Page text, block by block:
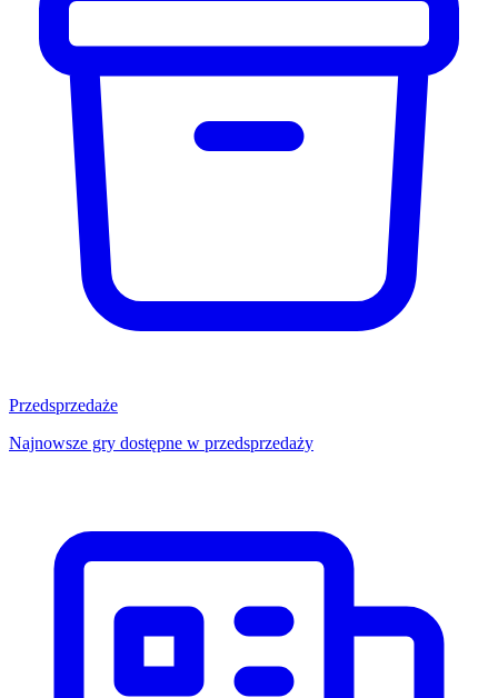
Przedsprzedaże
Najnowsze gry dostępne w przedsprzedaży